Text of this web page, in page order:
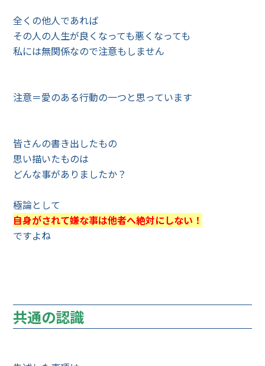
全くの他人であれば
その人の人生が良くなっても悪くなっても
私には無関係なので注意もしません
注意＝愛のある行動の一つと思っています
皆さんの書き出したもの
思い描いたものは
どんな事がありましたか？
極論として
自身がされて嫌な事は他者へ絶対にしない！
ですよね
共通の認識